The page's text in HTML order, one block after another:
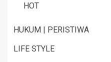
HOT
HUKUM | PERISTIWA
LIFE STYLE